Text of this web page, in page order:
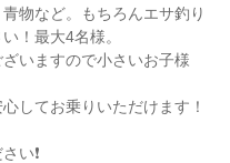
物など。もちろんエサ釣り
！最大4名様。
ざいますので小さいお子様
してお乗りいただけます！
い❗️